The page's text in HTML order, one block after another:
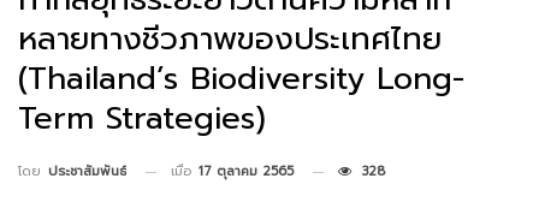
หลายทางชีวภาพของประเทศไทย
(Thailand’s Biodiversity Long-
Term Strategies)
โดย ประชาสัมพันธ์ เมื่อ 17 ตุลาคม 2565 328